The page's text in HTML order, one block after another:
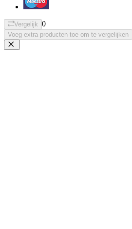
Vergelijk 0
Voeg extra producten toe om te vergelijken